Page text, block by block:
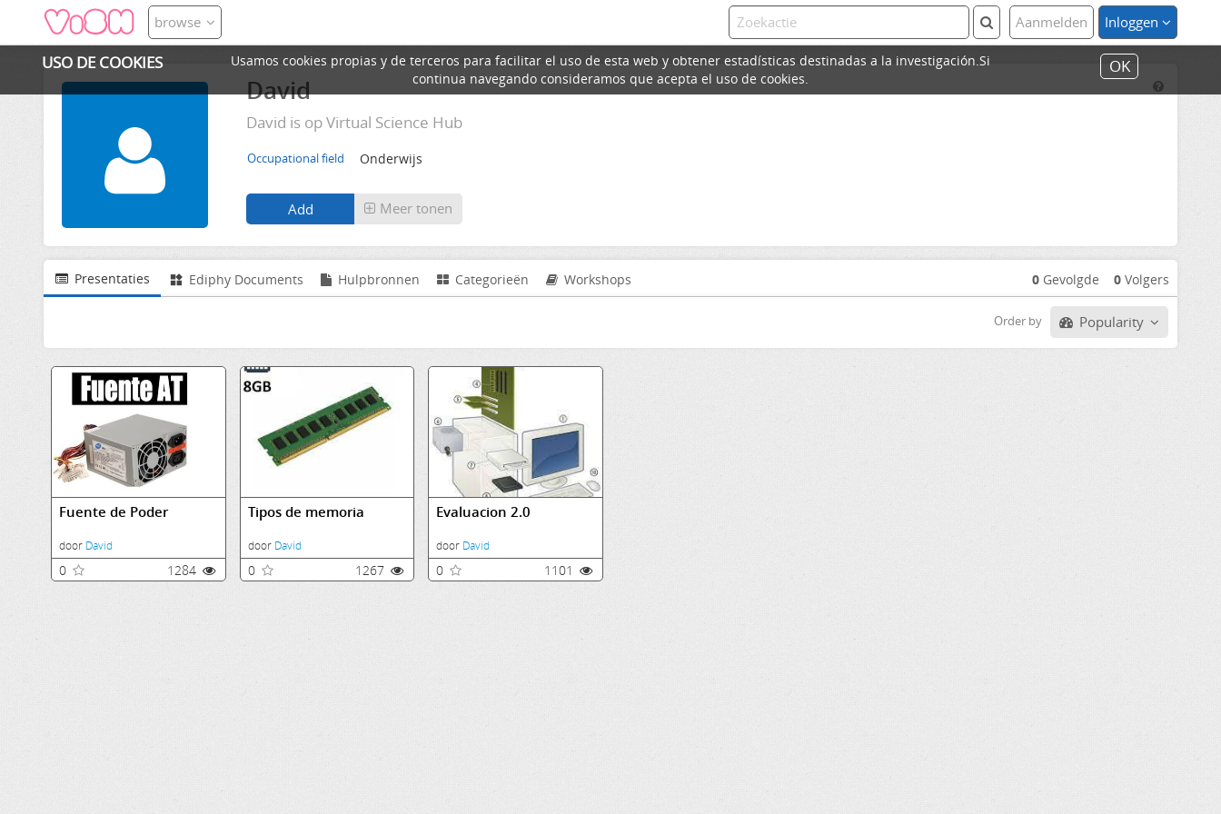
USO DE COOKIES
Usamos cookies propias y de terceros para facilitar el uso de esta web y obtener estadísticas destinadas a la investigación.Si
continua navegando consideramos que acepta el uso de cookies.
OK
browse Aanmelden Inloggen
David
David is op Virtual Science Hub
Occupational field Onderwijs
Meer tonen
Presentaties Ediphy Documents Hulpbronnen Categorieën Workshops 0 Volgers
0 Gevolgde
Order by Popularity
Fuente de Poder
door David
0 1284
Tipos de memoria
door David
0 1267
Evaluacion 2.0
door David
0 1101